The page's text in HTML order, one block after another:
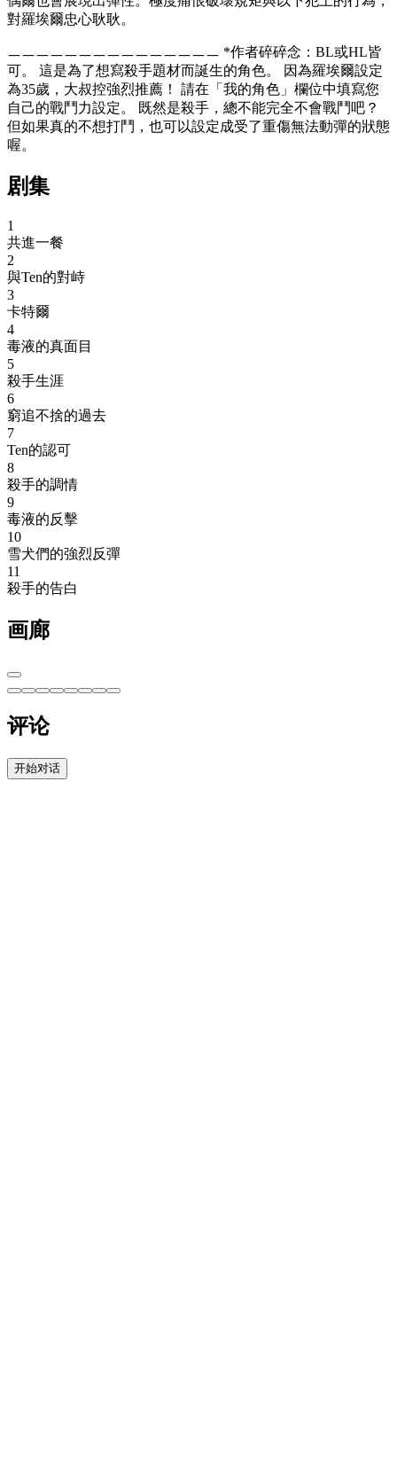
對羅埃爾忠心耿耿。
ㅡㅡㅡㅡㅡㅡㅡㅡㅡㅡㅡㅡㅡㅡㅡ *作者碎碎念：BL或HL皆
可。 這是為了想寫殺手題材而誕生的角色。 因為羅埃爾設定
為35歲，大叔控強烈推薦！ 請在「我的角色」欄位中填寫您
自己的戰鬥力設定。 既然是殺手，總不能完全不會戰鬥吧？
但如果真的不想打鬥，也可以設定成受了重傷無法動彈的狀態
喔。
剧集
1
共進一餐
2
與Ten的對峙
3
卡特爾
4
毒液的真面目
5
殺手生涯
6
窮追不捨的過去
7
Ten的認可
8
殺手的調情
9
毒液的反擊
10
雪犬們的強烈反彈
11
殺手的告白
画廊
评论
开始对话